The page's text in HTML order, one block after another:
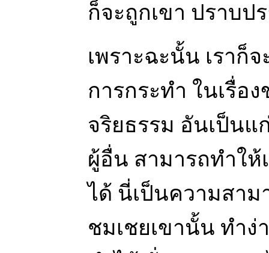
ก็จะถูกเขา ปราบป
เพราะฉะนั้น เราก็
การกระทำ ในเรื่อ
จริยธรรม อันเป็นแ
ผู้อื่น สามารถทำใ
ได้ นี่เป็นความสาม
ชมเชยเขานั้น ทำง่